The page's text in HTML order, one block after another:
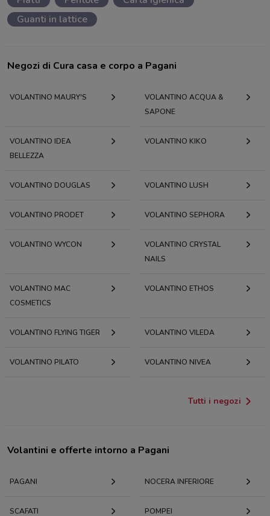
Guanti in lattice
Negozi di Cura casa e corpo a Pagani
VOLANTINO MAURY'S
VOLANTINO ACQUA &
SAPONE
VOLANTINO IDEA
BELLEZZA
VOLANTINO KIKO
VOLANTINO DOUGLAS VOLANTINO LUSH
VOLANTINO PRODET VOLANTINO SEPHORA
VOLANTINO WYCON
VOLANTINO CRYSTAL
NAILS
VOLANTINO MAC
COSMETICS
VOLANTINO ETHOS
VOLANTINO FLYING TIGER VOLANTINO VILEDA
VOLANTINO PILATO VOLANTINO NIVEA
Tutti i negozi
Volantini e offerte intorno a Pagani
PAGANI NOCERA INFERIORE
SCAFATI POMPEI